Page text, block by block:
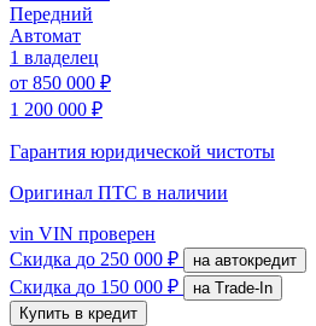
Передний
Автомат
1 владелец
от 850 000 ₽
1 200 000 ₽
Гарантия юридической чистоты
Оригинал ПТС в наличии
vin VIN проверен
Скидка до 250 000 ₽ на автокредит
Скидка до 150 000 ₽
на Trade-In
Купить в кредит